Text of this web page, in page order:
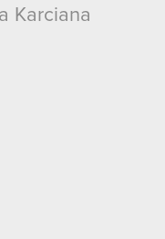
Karciana